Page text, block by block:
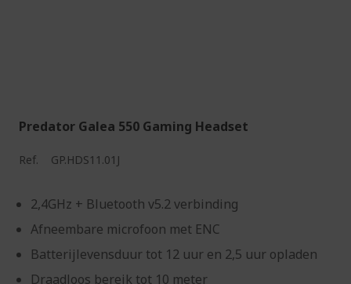
Predator Galea 550 Gaming Headset
Ref. GP.HDS11.01J
2,4GHz + Bluetooth v5.2 verbinding
Afneembare microfoon met ENC
Batterijlevensduur tot 12 uur en 2,5 uur opladen
Draadloos bereik tot 10 meter